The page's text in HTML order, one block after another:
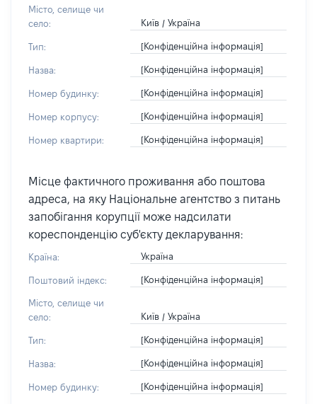
Місто, селище чи
село:
Київ / Україна
Тип: [Конфіденційна інформація]
Назва: [Конфіденційна інформація]
Номер будинку: [Конфіденційна інформація]
Номер корпусу: [Конфіденційна інформація]
Номер квартири: [Конфіденційна інформація]
Місце фактичного проживання або поштова
адреса, на яку Національне агентство з питань
запобігання корупції може надсилати
кореспонденцію суб'єкту декларування:
Країна: Україна
Поштовий індекс: [Конфіденційна інформація]
Місто, селище чи
село:
Київ / Україна
Тип: [Конфіденційна інформація]
Назва: [Конфіденційна інформація]
Номер будинку: [Конфіденційна інформація]